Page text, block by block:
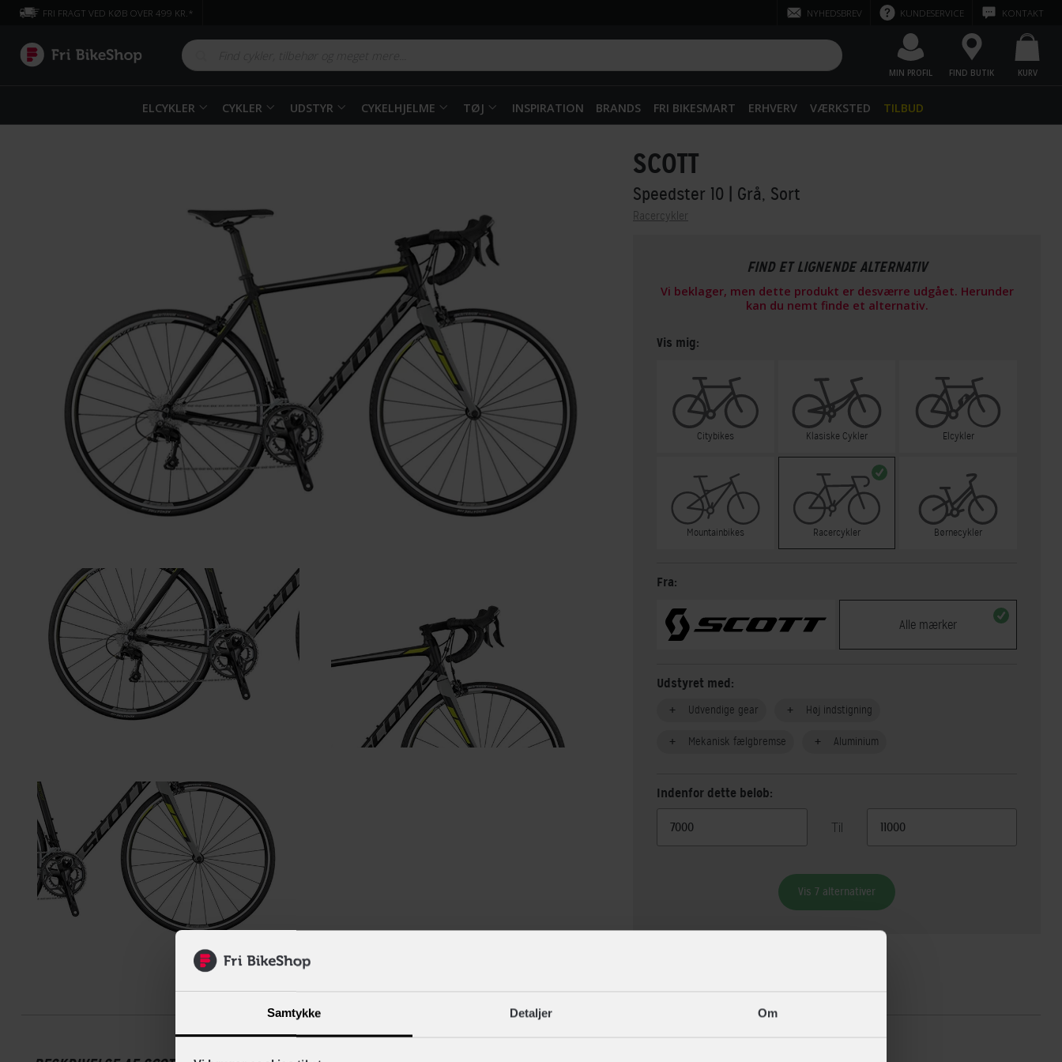
Samtykke Detaljer Om
FRI FRAGT VED KØB OVER 499 KR.* NYHEDSBREV KUNDESERVICE KONTAKT
MIN PROFIL FIND BUTIK KURV
ELCYKLER CYKLER UDSTYR CYKELHJELME TØJ INSPIRATION BRANDS FRI BIKESMART ERHVERV VÆRKSTED TILBUD
SCOTT
Speedster 10 | Grå, Sort
Racercykler
FIND ET LIGNENDE ALTERNATIV
Vi beklager, men dette produkt er desværre udgået. Herunder
kan du nemt finde et alternativ.
Vis mig:
Citybikes Klasiske Cykler Elcykler
Mountainbikes Racercykler Børnecykler
Fra:
Alle mærker
Udstyret med:
Udvendige gear Høj indstigning
Mekanisk fælgbremse Aluminium
Indenfor dette beløb:
Til
Vis 7 alternativer